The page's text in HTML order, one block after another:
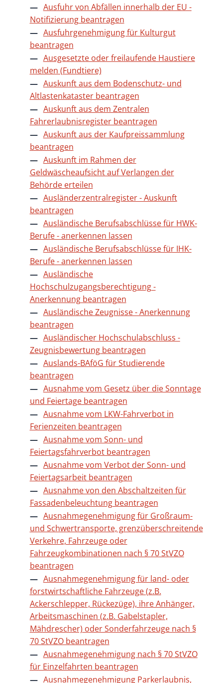
Ausfuhr von Abfällen innerhalb der EU -
Notifizierung beantragen
Ausfuhrgenehmigung für Kulturgut
beantragen
Ausgesetzte oder freilaufende Haustiere
melden (Fundtiere)
Auskunft aus dem Bodenschutz- und
Altlastenkataster beantragen
Auskunft aus dem Zentralen
Fahrerlaubnisregister beantragen
Auskunft aus der Kaufpreissammlung
beantragen
Auskunft im Rahmen der
Geldwäscheaufsicht auf Verlangen der
Behörde erteilen
Ausländerzentralregister - Auskunft
beantragen
Ausländische Berufsabschlüsse für HWK-
Berufe - anerkennen lassen
Ausländische Berufsabschlüsse für IHK-
Berufe - anerkennen lassen
Ausländische
Hochschulzugangsberechtigung -
Anerkennung beantragen
Ausländische Zeugnisse - Anerkennung
beantragen
Ausländischer Hochschulabschluss -
Zeugnisbewertung beantragen
Auslands-BAföG für Studierende
beantragen
Ausnahme vom Gesetz über die Sonntage
und Feiertage beantragen
Ausnahme vom LKW-Fahrverbot in
Ferienzeiten beantragen
Ausnahme vom Sonn- und
Feiertagsfahrverbot beantragen
Ausnahme vom Verbot der Sonn- und
Feiertagsarbeit beantragen
Ausnahme von den Abschaltzeiten für
Fassadenbeleuchtung beantragen
Ausnahmegenehmigung für Großraum-
und Schwertransporte, grenzüberschreitende
Verkehre, Fahrzeuge oder
Fahrzeugkombinationen nach § 70 StVZO
beantragen
Ausnahmegenehmigung für land- oder
forstwirtschaftliche Fahrzeuge (z.B.
Ackerschlepper, Rückezüge), ihre Anhänger,
Arbeitsmaschinen (z.B. Gabelstapler,
Mähdrescher) oder Sonderfahrzeuge nach §
70 StVZO beantragen
Ausnahmegenehmigung nach § 70 StVZO
für Einzelfahrten beantragen
Ausnahmegenehmigung Parkerlaubnis,